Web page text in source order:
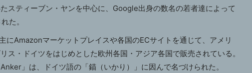
スティーブン・ヤンを中心に、Google出身の数名の若者達によって
た。
にAmazonマーケットプレイスや各国のECサイトを通じて、アメリ
ス・ドイツをはじめとした欧州各国・アジア各国で販売されている。
」は、ドイツ語の「錨（いかり）」に因んで名づけられた。